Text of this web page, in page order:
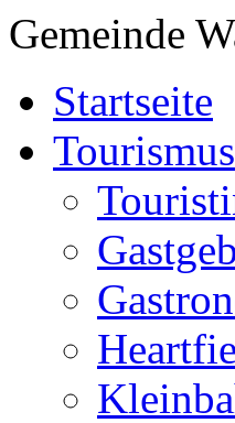
Gemeinde
Startseite
Tourismus